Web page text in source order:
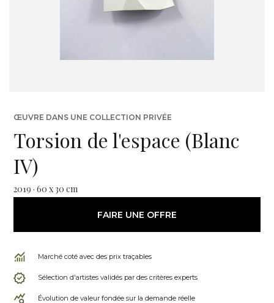
ŒUVRE DANS UNE COLLECTION PRIVÉE
Torsion de l'espace (Blanc
IV)
2019 · 60 x 30 cm
FAIRE UNE OFFRE
Marché coté avec des prix traçables
Sélection d'artistes validés par des critères experts
Évolution de valeur fondée sur la demande réelle